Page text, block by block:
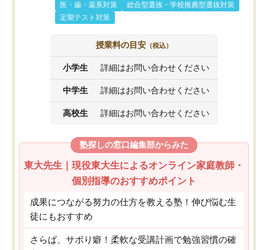
医・歯・薬系対策
総合型選抜・学校推薦型選抜対策
定期テスト対策
授業料の目安 （税込）
小学生 詳細はお問い合わせください
中学生 詳細はお問い合わせください
高校生 詳細はお問い合わせください
塾探しの窓口編集部からみた
東大先生｜現役東大生によるオンライン家庭教師・
個別指導のおすすめポイント
成果につながる努力の仕方を教える塾！伸び悩む生
徒にもおすすめ
さらば、サボり癖！柔軟な受講計画で勉強習慣の確